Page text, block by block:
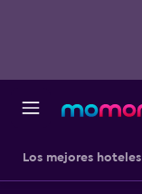
Los mejores hoteles